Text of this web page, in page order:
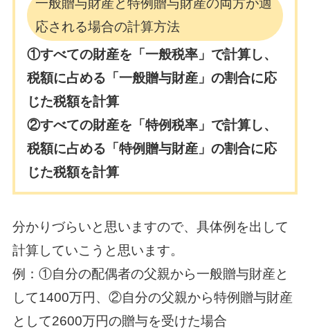
一般贈与財産と特例贈与財産の両方が適
応される場合の計算方法
①すべての財産を「一般税率」で計算し、
税額に占める「一般贈与財産」の割合に応
じた税額を計算
②すべての財産を「特例税率」で計算し、
税額に占める「特例贈与財産」の割合に応
じた税額を計算
分かりづらいと思いますので、具体例を出して
計算していこうと思います。
例：①自分の配偶者の父親から一般贈与財産と
して1400万円、②自分の父親から特例贈与財産
として2600万円の贈与を受けた場合